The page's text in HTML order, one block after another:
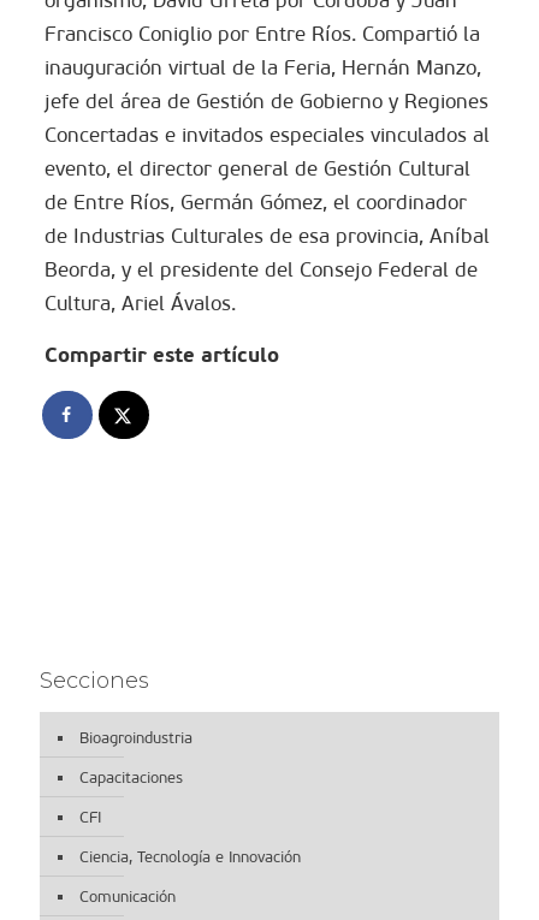
Francisco Coniglio por Entre Ríos. Compartió la
inauguración virtual de la Feria, Hernán Manzo,
jefe del área de Gestión de Gobierno y Regiones
Concertadas e invitados especiales vinculados al
evento, el director general de Gestión Cultural
de Entre Ríos, Germán Gómez, el coordinador
de Industrias Culturales de esa provincia, Aníbal
Beorda, y el presidente del Consejo Federal de
Cultura, Ariel Ávalos.
Compartir este artículo
Secciones
Bioagroindustria
Capacitaciones
CFI
Ciencia, Tecnología e Innovación
Comunicación